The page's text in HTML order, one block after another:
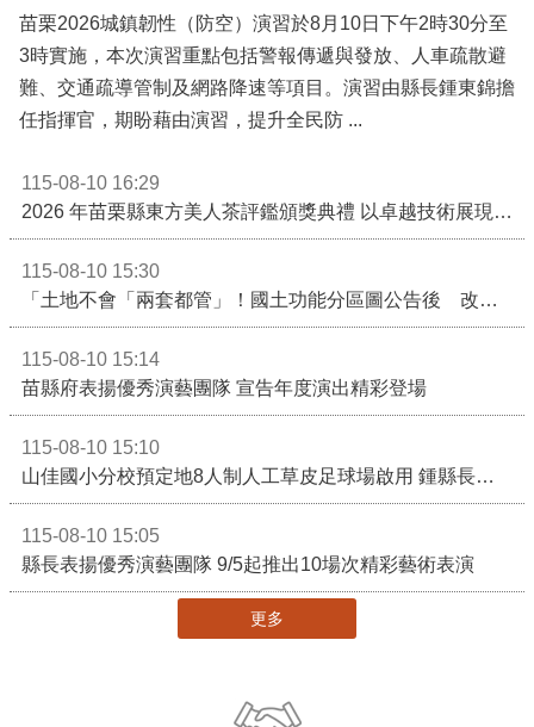
苗栗2026城鎮韌性（防空）演習於8月10日下午2時30分至
3時實施，本次演習重點包括警報傳遞與發放、人車疏散避
難、交通疏導管制及網路降速等項目。演習由縣長鍾東錦擔
任指揮官，期盼藉由演習，提升全民防 ...
115-08-10 16:29
2026 年苗栗縣東方美人茶評鑑頒獎典禮 以卓越技術展現頂尖製茶實力！
115-08-10 15:30
「土地不會「兩套都管」！國土功能分區圖公告後 改依《國土計畫法》管制」
115-08-10 15:14
苗縣府表揚優秀演藝團隊 宣告年度演出精彩登場
115-08-10 15:10
山佳國小分校預定地8人制人工草皮足球場啟用 鍾縣長期勉帶動苗栗足球運動有更亮眼成績
115-08-10 15:05
縣長表揚優秀演藝團隊 9/5起推出10場次精彩藝術表演
更多